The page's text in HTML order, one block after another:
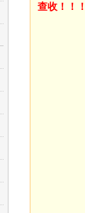
查收！！！